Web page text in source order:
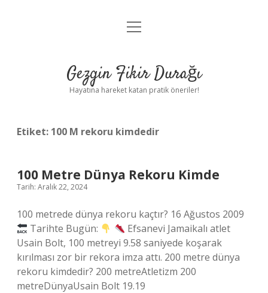
Anasayfa
Yasal Uyarı
menüyü
Gezgin Fikir Durağı
Hayatına hareket katan pratik öneriler!
Etiket: 100 M rekoru kimdedir
100 Metre Dünya Rekoru Kimde
Tarih: Aralık 22, 2024
100 metrede dünya rekoru kaçtır? 16 Ağustos 2009
Tarihte Bugün:
Efsanevi Jamaikalı atlet
Usain Bolt, 100 metreyi 9.58 saniyede koşarak
kırılması zor bir rekora imza attı. 200 metre dünya
rekoru kimdedir? 200 metreAtletizm 200
metreDünyaUsain Bolt 19.19